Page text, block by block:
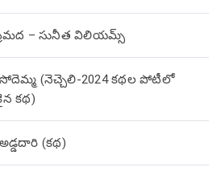
– సునీత విలియమ్స్
సోదెమ్మ (నెచ్చెలి-2024 కథల పోటీలో
కథ)
అడ్డదారి (కథ)